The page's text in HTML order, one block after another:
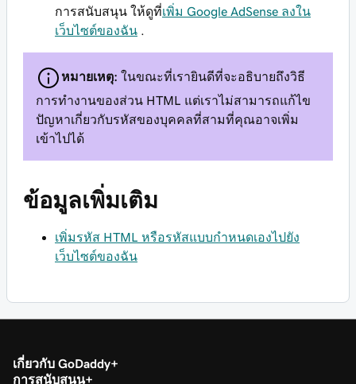
การสนับสนุน ให้ดูที่เพิ่ม Google AdSense ลงใน
เว็บไซต์ของฉัน
หมายเหตุ: ในขณะที่เรายินดีที่จะอธิบายถึงวิธี
การทำงานของส่วน HTML แต่เราไม่สามารถแก้ไข
ปัญหาเกี่ยวกับรหัสของบุคคลที่สามที่คุณอาจเพิ่ม
เข้าไปได้
ข้อมูลเพิ่มเติม
เพิ่มรหัส HTML หรือรหัสแบบกำหนดเองไปยัง
เว็บไซต์ของฉัน
เกี่ยวกับ GoDaddy
การสนับสนุน